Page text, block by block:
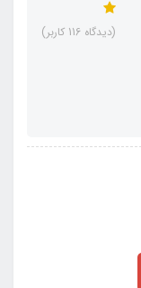
(دیدگاه 116 کاربر)